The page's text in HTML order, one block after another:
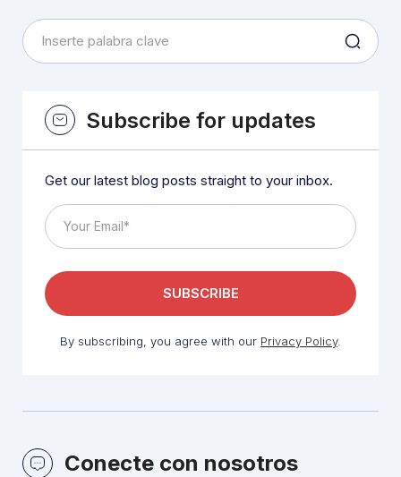
Subscribe for updates
Get our latest blog posts straight to your inbox.
By subscribing, you agree with our Privacy Policy.
Conecte con nosotros